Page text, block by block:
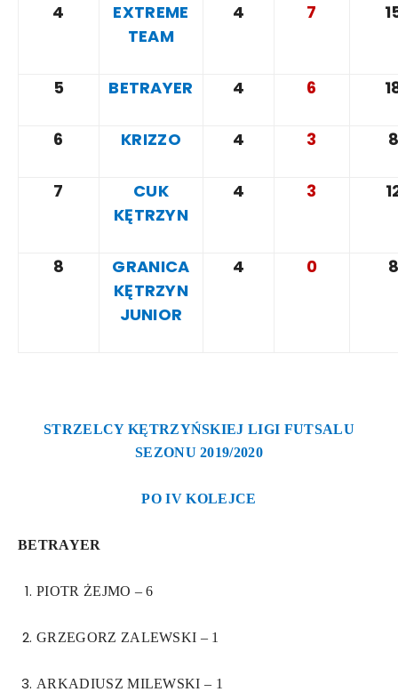
4
EXTREME
TEAM
4 7
5 BETRAYER 4 6
6 KRIZZO 4 3
7
CUK
KĘTRZYN
4 3
8
GRANICA
KĘTRZYN
JUNIOR
4 0
STRZELCY KĘTRZYŃSKIEJ LIGI FUTSALU
SEZONU 2019/2020
PO IV KOLEJCE
BETRAYER
PIOTR ŻEJMO – 6
GRZEGORZ ZALEWSKI – 1
ARKADIUSZ MILEWSKI – 1